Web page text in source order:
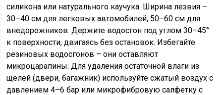
силикона или натурального каучука. Ширина лезвия –
30–40 см для легковых автомобилей, 50–60 см для
внедорожников. Держите водосгон под углом 30–45°
к поверхности, двигаясь без остановок. Избегайте
резиновых водосгонов – они оставляют
микроцарапины. Для удаления остаточной влаги из
щелей (двери, багажник) используйте сжатый воздух с
давлением 4–6 бар или микрофибровую салфетку с